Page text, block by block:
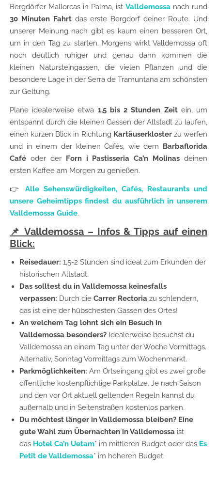
Bergdörfer Mallorcas in Palma, ist Valldemossa nach rund
30 Minuten Fahrt das erste Bergdorf deiner Route. Und
unserer Meinung nach gibt es kaum einen besseren Ort,
um in den Tag zu starten. Morgens wirkt Valldemossa oft
noch deutlich ruhiger und genau dann kommen die
kleinen Natursteingassen, die vielen Pflanzen und die
besondere Lage in der Serra de Tramuntana am schönsten
zur Geltung.
Plane idealerweise etwa 1,5 bis 2 Stunden Zeit ein, um
entspannt durch die kleinen Gassen der Altstadt zu laufen,
einen kurzen Blick in Richtung Kartäuserklosterzu werfen
und in einem der kleinen Cafés, wie dem Barbaflorida
Café oder der Forn i Pastisseria Ca’n Molinas deinen
ersten Kaffee am Morgen zu genießen.
👉 Alle Sehenswürdigkeiten, Cafés, Restaurants und
unsere Geheimtipps findest du ausführlich in unserem
Valldemossa Guide.
📌 Valldemossa – Infos & Tipps auf einen
Blick:
Reisedauer: 1,5-2 Stunden sind ideal zum Erkunden der
historischen Altstadt.
Das solltest du in Valldemossa keinesfalls
verpassen: Durch die Carrer Rectoria zu schlendern,
das ist eine der hübschesten Gassen des Ortes!
An welchem Tag lohnt sich ein Besuch in
Valldemossa besonders? Idealerweise besuchst du
Valldemossa an einem Tag unter der Woche Vormittags.
Alternativ, Sonntag Vormittags zum Wochenmarkt.
Parkmöglichkeiten: Am Ortseingang gibt es zwei große
öffentliche kostenpflichtige Parkplätze. Je nach Saison
und den vor Ort aktuell geltenden Regeln kannst du
außerhalb und in Seitenstraßen kostenlos parken.
Du möchtest länger in Valldemossa bleiben? Eine
gute Wahl zum Übernachten in Valldemossa ist
das Hotel Ca’n Uetam* im mittleren Budget oder das Es
Petit de Valldemossa* im höheren Budget.